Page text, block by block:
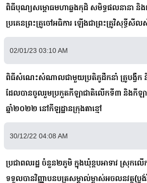
ពិធីបុណ្យសម្ពោធមហាឆ្លងកុដិ សមិទ្ធផលនានា និង
ប្រគេនព្រះគ្រូចៅអធិការ ឡើងជាព្រះគ្រូវិសុទ្ធីសីល
02/01/23 03:10 AM
ពិធីសំណេះសំណាលជាមួយប្រតិភូដឹកនាំ គ្រូបង្វឹក និ
ដែលបានចូលរួមប្រកួតកីឡាជាតិលើកទី៣ និងកីឡ
ឆ្នាំ២០២២ នៅកីឡដ្ឋានក្រុងតាខ្មៅ
30/12/22 04:08 AM
ប្រជាពលរដ្ឋ ចំនួន២ភូមិ ក្នុងឃុំខ្ពបអាទាវ ស្រុកលើ
ទទួលបានវិញ្ញាបនបត្រសម្គាល់ម្ចាស់អចលនវត្ថុ(ប្ល